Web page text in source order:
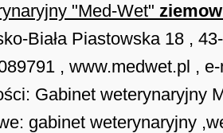
"Med-Wet"
Biała Piastowska 18 ,
, www.medwet.pl ,
Gabinet weterynaryjny
gabinet weterynaryjny